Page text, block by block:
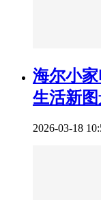
海尔小
生活新
2026-03-18